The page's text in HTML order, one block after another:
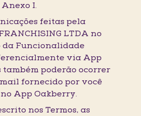
I.
feitas pela
LTDA no
da Funcionalidade
via App
também poderão ocorrer
fornecido por você
App Oakberry.
nos Termos, as